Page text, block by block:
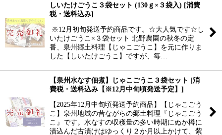
しいたけごうこ３袋セット (130ｇ×３袋入) [消費
税・送料込み]
※12月初旬発送予約商品です。☆大人気です☆し
いたけごうこ×３袋セット 北野農園の秋冬の定
番、泉州郷土料理【じゃこごうこ】を元に作りま
した【しいたけごうこ】ですが、毎…
【泉州水なす佃煮】じゃこごうこ３袋セット [消
費税・送料込み【※12月中旬頃発送予定】 ]
【2025年12月中旬頃発送予約商品】【じゃこごう
こ】泉州地域の昔ながらの郷土料理『じゃこごう
こ』です。水なすの収穫量の多い時期にぬか樽に
漬込んだ古漬けはゆっくり２か月以上かけて、紫